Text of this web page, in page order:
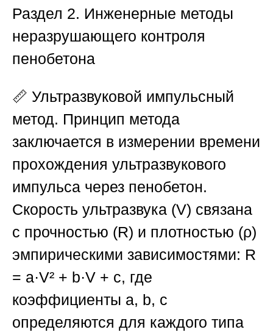
Раздел 2. Инженерные методы
неразрушающего контроля
пенобетона
📏 Ультразвуковой импульсный
метод. Принцип метода
заключается в измерении времени
прохождения ультразвукового
импульса через пенобетон.
Скорость ультразвука (V) связана
с прочностью (R) и плотностью (ρ)
эмпирическими зависимостями: R
= a·V² + b·V + c, где
коэффициенты a, b, c
определяются для каждого типа